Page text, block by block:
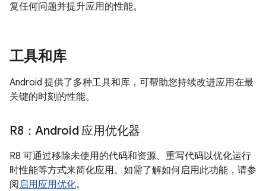
复任何问题并提升应用的性能。
工具和库
Android 提供了多种工具和库，可帮助您持续改进应用在最
关键的时刻的性能。
R8：Android 应用优化器
R8 可通过移除未使用的代码和资源、重写代码以优化运行
时性能等方式来简化应用。如需了解如何启用此功能，请参
阅启用应用优化。